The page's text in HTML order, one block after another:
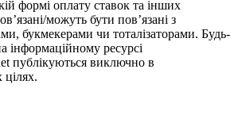
формі оплату ставок та інших
можуть бути пов’язані з
букмекерами чи тоталізаторами. Будь-
інформаційному ресурсі
публікуються виключно в